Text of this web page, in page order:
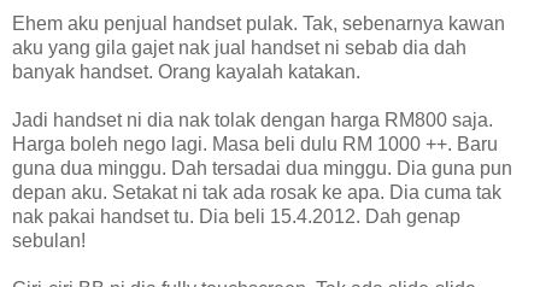
Ehem aku penjual handset pulak. Tak, sebenarnya kawan
aku yang gila gajet nak jual handset ni sebab dia dah
banyak handset. Orang kayalah katakan.
Jadi handset ni dia nak tolak dengan harga RM800 saja.
Harga boleh nego lagi. Masa beli dulu RM 1000 ++. Baru
guna dua minggu. Dah tersadai dua minggu. Dia guna pun
depan aku. Setakat ni tak ada rosak ke apa. Dia cuma tak
nak pakai handset tu. Dia beli 15.4.2012. Dah genap
sebulan!